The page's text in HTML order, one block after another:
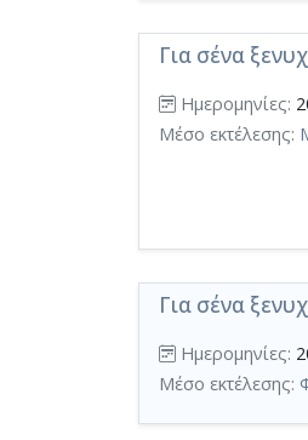
Για σένα
Ημερομηνίες:
Μέσο εκτέλεσης:
Για σένα
Ημερομηνίες:
Μέσο εκτέλεσης: